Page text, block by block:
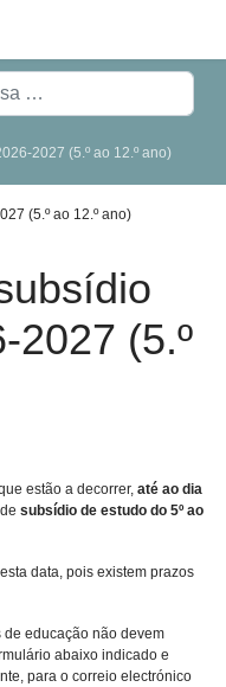
2027 (5.º ao 12.º ano)
2027 (5.º
estão a decorrer, até ao dia
subsídio de estudo do 5º ao
data, pois existem prazos
educação não devem
abaixo indicado e
para o correio electrónico